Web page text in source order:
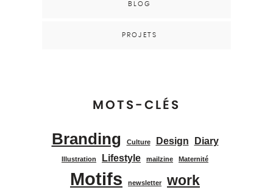
BLOG
PROJETS
MOTS-CLÉS
Branding
Culture Design Diary
Illustration Lifestyle mailzine Maternité
Motifs newsletter work